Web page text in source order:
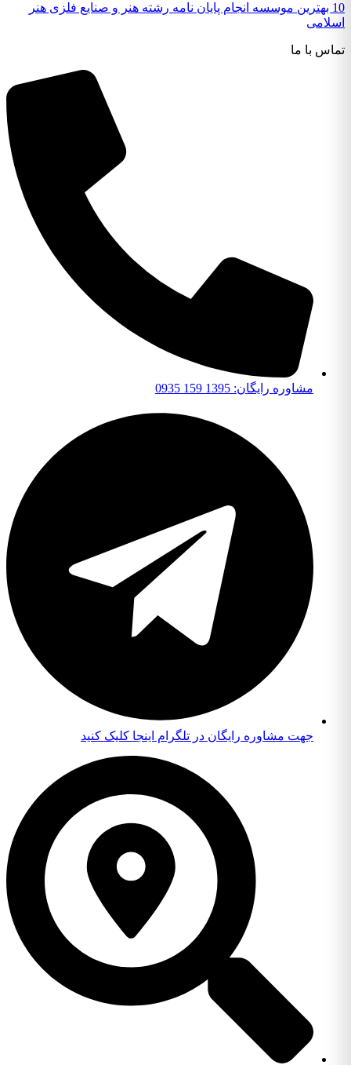
10 بهترین موسسه انجام پایان نامه رشته هنر و صنایع فلزی هنر
اسلامی
تماس با ما
مشاوره رایگان: 1395 159 0935
جهت مشاوره رایگان در تلگرام اینجا کلیک کنید